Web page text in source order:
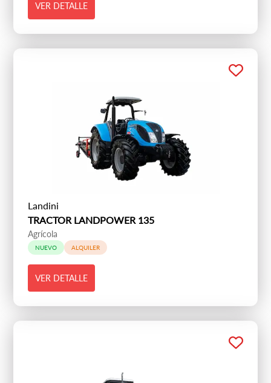
VER DETALLE
Landini
TRACTOR LANDPOWER 135
Agrícola
NUEVO ALQUILER
VER DETALLE